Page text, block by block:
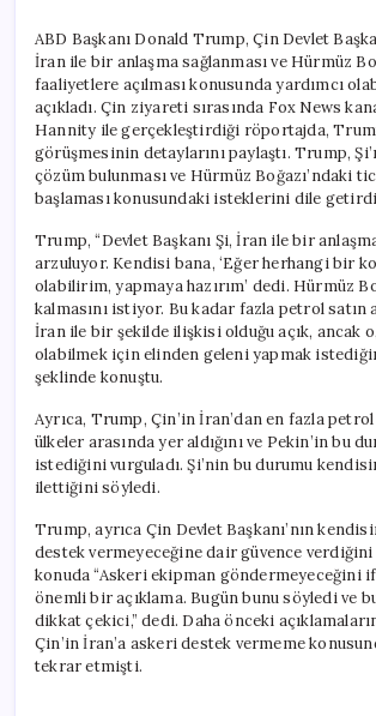
ABD Başkanı Donald Trump, Çin Devlet
İran ile bir anlaşma sağlanması ve Hürmüz
faaliyetlere açılması konusunda yardımcı
açıkladı. Çin ziyareti sırasında Fox News
Hannity ile gerçekleştirdiği röportajda,
görüşmesinin detaylarını paylaştı. Trump,
çözüm bulunması ve Hürmüz Boğazı’ndaki
başlaması konusundaki isteklerini dile
Trump, “Devlet Başkanı Şi, İran ile bir
arzuluyor. Kendisi bana, ‘Eğer herhangi bir
olabilirim, yapmaya hazırım’ dedi. Hürmüz
kalmasını istiyor. Bu kadar fazla petrol satın
İran ile bir şekilde ilişkisi olduğu açık, ancak
olabilmek için elinden geleni yapmak
şeklinde konuştu.
Ayrıca, Trump, Çin’in İran’dan en fazla
ülkeler arasında yer aldığını ve Pekin’in bu
istediğini vurguladı. Şi’nin bu durumu
ilettiğini söyledi.
Trump, ayrıca Çin Devlet Başkanı’nın
destek vermeyeceğine dair güvence verdiğini
konuda “Askeri ekipman göndermeyeceğini
önemli bir açıklama. Bugün bunu söyledi ve
dikkat çekici,” dedi. Daha önceki
Çin’in İran’a askeri destek vermeme
tekrar etmişti.